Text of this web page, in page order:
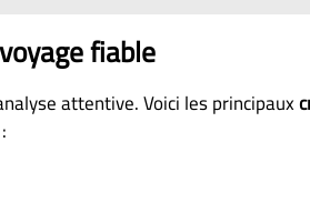
fiable
attentive. Voici les principaux